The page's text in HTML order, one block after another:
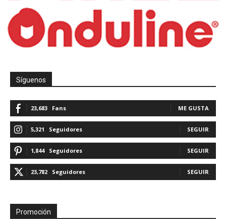
Síguenos
23,683 Fans ME GUSTA
5,321 Seguidores SEGUIR
1,844 Seguidores SEGUIR
23,782 Seguidores SEGUIR
Promoción